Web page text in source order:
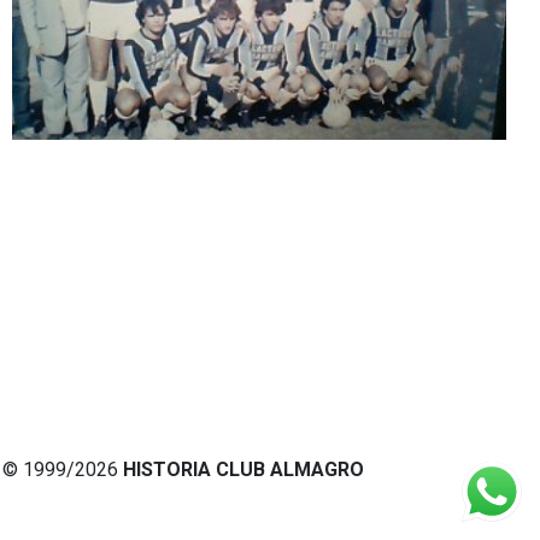
© 1999/2026 HISTORIA CLUB ALMAGRO